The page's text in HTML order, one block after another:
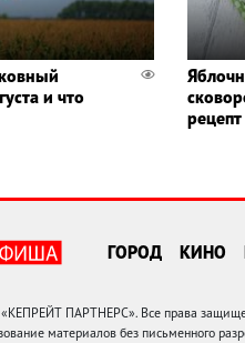
и что
рецепт
ГОРОД КИНО
ПАРТНЕРС». Все права
материалов без письменного